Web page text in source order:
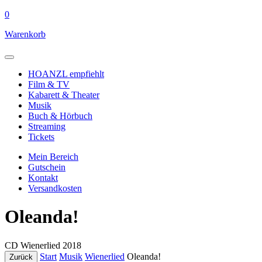
0
Warenkorb
HOANZL empfiehlt
Film & TV
Kabarett & Theater
Musik
Buch & Hörbuch
Streaming
Tickets
Mein Bereich
Gutschein
Kontakt
Versandkosten
Oleanda!
CD Wienerlied 2018
Zurück Start Musik Wienerlied Oleanda!